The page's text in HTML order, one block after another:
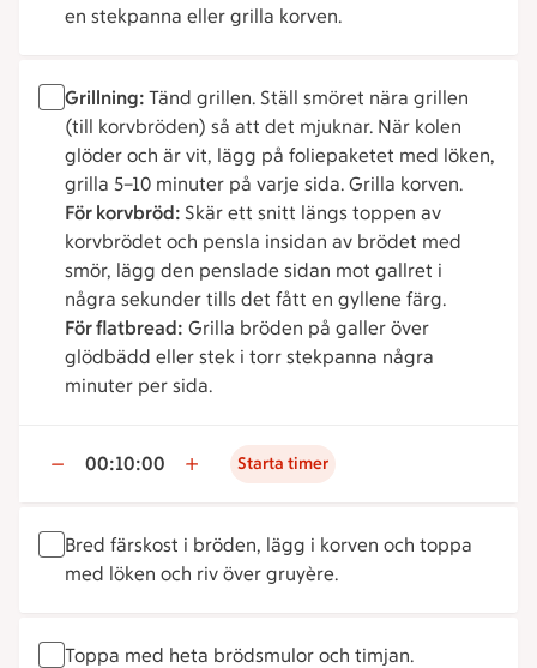
en stekpanna eller grilla korven.
Grillning: Tänd grillen. Ställ smöret nära grillen
(till korvbröden) så att det mjuknar. När kolen
glöder och är vit, lägg på foliepaketet med löken,
grilla 5–10 minuter på varje sida. Grilla korven.
För korvbröd: Skär ett snitt längs toppen av
korvbrödet och pensla insidan av brödet med
smör, lägg den penslade sidan mot gallret i
några sekunder tills det fått en gyllene färg.
För flatbread: Grilla bröden på galler över
glödbädd eller stek i torr stekpanna några
minuter per sida.
00:10:00 Starta timer
Bred färskost i bröden, lägg i korven och toppa
med löken och riv över gruyère.
Toppa med heta brödsmulor och timjan.